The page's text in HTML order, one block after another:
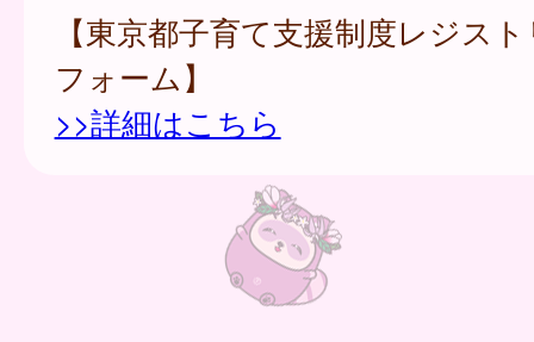
【東京都子育て支援制度レジス
フォーム】
>>詳細はこちら